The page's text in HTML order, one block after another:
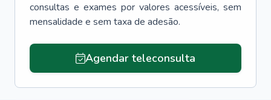
consultas e exames por valores acessíveis, sem
mensalidade e sem taxa de adesão.
Agendar teleconsulta